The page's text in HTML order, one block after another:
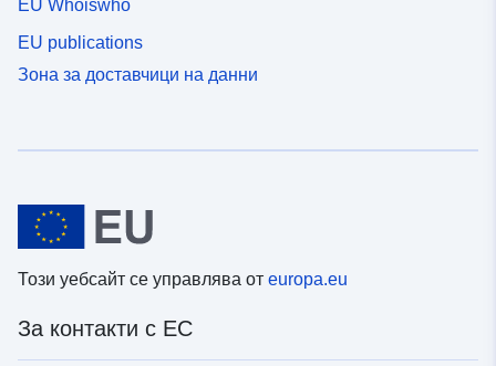
EU Whoiswho
EU publications
Зона за доставчици на данни
Този уебсайт се управлява от europa.eu
За контакти с ЕС